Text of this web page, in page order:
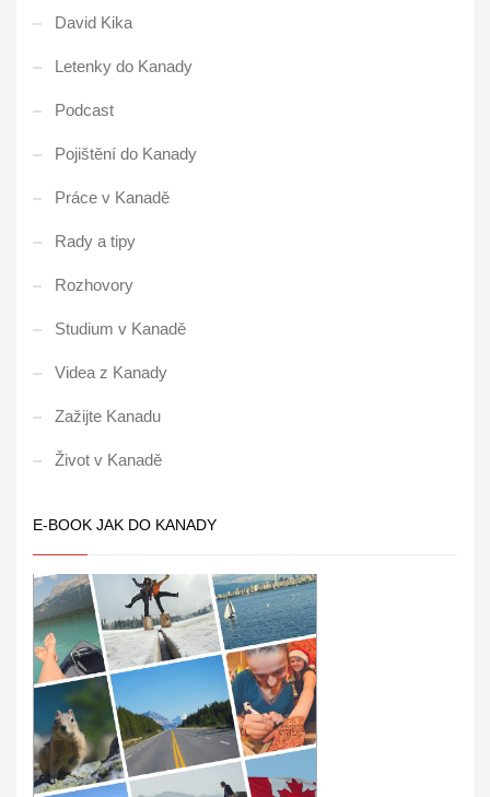
David Kika
Letenky do Kanady
Podcast
Pojištění do Kanady
Práce v Kanadě
Rady a tipy
Rozhovory
Studium v Kanadě
Videa z Kanady
Zažijte Kanadu
Život v Kanadě
E-BOOK JAK DO KANADY